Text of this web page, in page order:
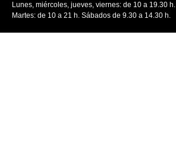
Lunes, miércoles, jueves, viernes: de 10 a 19.30 h.
Martes: de 10 a 21 h. Sábados de 9.30 a 14.30 h.